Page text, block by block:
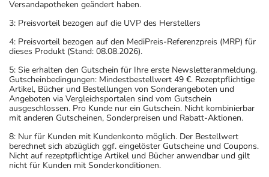
Versandapotheken geändert haben.
3: Preisvorteil bezogen auf die UVP des Herstellers
4: Preisvorteil bezogen auf den MediPreis-Referenzpreis (MRP) für
dieses Produkt (Stand: 08.08.2026).
5: Sie erhalten den Gutschein für Ihre erste Newsletteranmeldung.
Gutscheinbedingungen: Mindestbestellwert 49 €. Rezeptpflichtige
Artikel, Bücher und Bestellungen von Sonderangeboten und
Angeboten via Vergleichsportalen sind vom Gutschein
ausgeschlossen. Pro Kunde nur ein Gutschein. Nicht kombinierbar
mit anderen Gutscheinen, Sonderpreisen und Rabatt-Aktionen.
8: Nur für Kunden mit Kundenkonto möglich. Der Bestellwert
berechnet sich abzüglich ggf. eingelöster Gutscheine und Coupons.
Nicht auf rezeptpflichtige Artikel und Bücher anwendbar und gilt
nicht für Kunden mit Sonderkonditionen.